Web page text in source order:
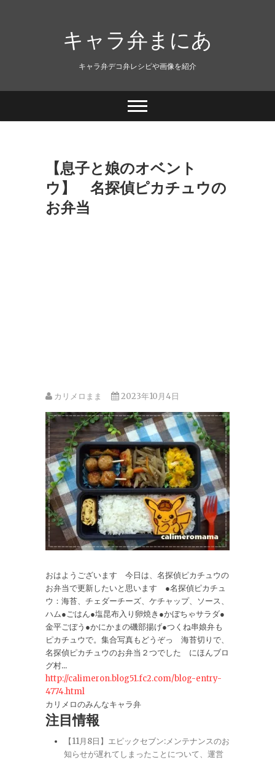
キャラ弁まにあ
キャラ弁デコ弁レシピや画像を紹介
【息子と娘のオベント
ウ】 名探偵ピカチュウの
お弁当
カリメロまま 2023年10月4日
おはようございます 今日は、名探偵ピカチュウの
お弁当で更新したいと思います ●名探偵ピカチュ
ウ：海苔、チェダーチーズ、ケチャップ、ソース、
ハム●ごはん●塩昆布入り卵焼き●かぼちゃサラダ●
金平ごぼう●かにかまの磯部揚げ●つくね串娘弁も
ピカチュウで。集合写真もどうぞっ 海苔切りで、
名探偵ピカチュウのお弁当２つでした にほんブロ
グ村...
http://calimeron.blog51.fc2.com/blog-entry-
4774.html
カリメロのみんなキャラ弁
注目情報
【11月8日】エピックセブン:メンテナンスのお
知らせが遅れてしまったことについて、運営